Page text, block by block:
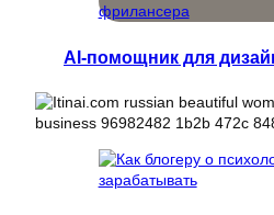
AI-помощник для